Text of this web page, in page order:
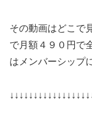
その動画はどこで
で月額４９０円で
はメンバーシップ